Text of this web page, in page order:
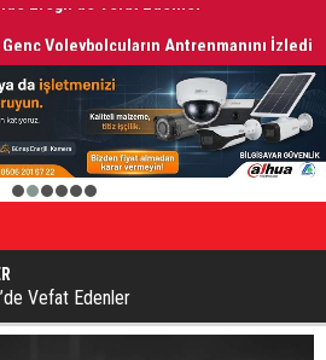
2 3 4 5 6
Vefat Edenler